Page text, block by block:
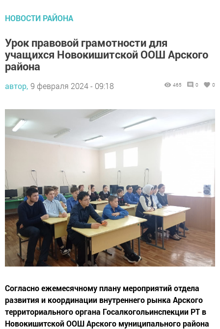
НОВОСТИ РАЙОНА
Урок правовой грамотности для
учащихся Новокишитской ООШ Арского
района
автор, 9 февраля 2024 - 09:18 465 0 0
Согласно ежемесячному плану мероприятий отдела
развития и координации внутреннего рынка Арского
территориального органа Госалкогольинспекции РТ в
Новокишитской ООШ Арского муниципального района